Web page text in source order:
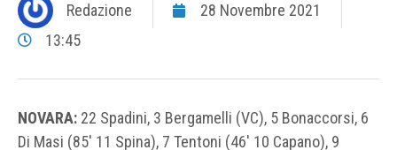
Redazione
28 Novembre 2021
13:45
NOVARA: 22 Spadini, 3 Bergamelli (VC), 5 Bonaccorsi, 6
Di Masi (85′ 11 Spina), 7 Tentoni (46′ 10 Capano), 9